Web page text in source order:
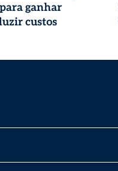
ganhar
custos